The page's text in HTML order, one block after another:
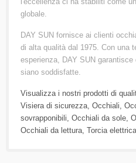
globale.
DAY SUN fornisce ai clienti
di alta qualità dal 1975. Con una
esperienza, DAY SUN
siano soddisfatte.
Visualizza i nostri prodotti di
Visiera di sicurezza Occhiali
sovrapponibili Occhiali da sole
Occhiali da lettura Torcia elettrica